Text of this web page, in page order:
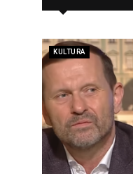
KULTURA